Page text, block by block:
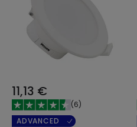
11,13 €
(6)
ADVANCED